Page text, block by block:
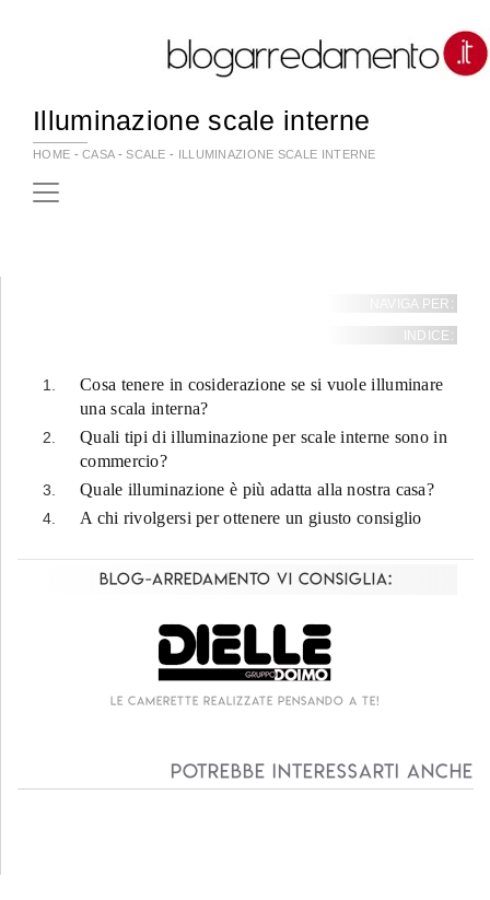
Illuminazione scale interne
HOME -CASA-SCALE - ILLUMINAZIONE SCALE INTERNE
NAVIGA PER:
INDICE:
Cosa tenere in cosiderazione se si vuole illuminare
una scala interna?
Quali tipi di illuminazione per scale interne sono in
commercio?
Quale illuminazione è più adatta alla nostra casa?
A chi rivolgersi per ottenere un giusto consiglio
Blog-Arredamento vi consiglia:
Le camerette realizzate pensando a te!
Potrebbe interessarti anche